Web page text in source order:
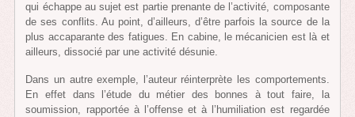
qui échappe au sujet est partie prenante de l’activité, composante
de ses conflits. Au point, d’ailleurs, d’être parfois la source de la
plus accaparante des fatigues. En cabine, le mécanicien est là et
ailleurs, dissocié par une activité désunie.
Dans un autre exemple, l’auteur réinterprète les comportements.
En effet dans l’étude du métier des bonnes à tout faire, la
soumission, rapportée à l’offense et à l’humiliation est regardée